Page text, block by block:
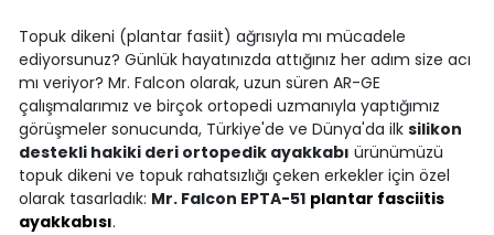
Topuk dikeni (plantar fasiit) ağrısıyla mı mücadele
ediyorsunuz? Günlük hayatınızda attığınız her adım size acı
mı veriyor? Mr. Falcon olarak, uzun süren AR-GE
çalışmalarımız ve birçok ortopedi uzmanıyla yaptığımız
görüşmeler sonucunda, Türkiye'de ve Dünya'da ilk silikon
destekli hakiki deri ortopedik ayakkabı ürünümüzü
topuk dikeni ve topuk rahatsızlığı çeken erkekler için özel
olarak tasarladık: Mr. Falcon EPTA-51 plantar fasciitis
ayakkabısı.